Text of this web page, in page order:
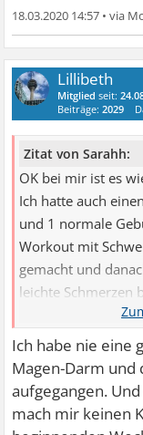
18.03.2020 14:57 •
Lillibeth
Mitglied seit:
Beiträge:2029
Zitat von Sarahh:
OK bei mir ist es
Ich hatte auch
und 1 normale
Workout mit
gemacht und
leichte Schmerzen
sich an wie eine
Narbe immer leicht
während dem
Bauchspiegelung
Ich habe nie eine
Magen-Darm und
aufgegangen.
mach mir keinen